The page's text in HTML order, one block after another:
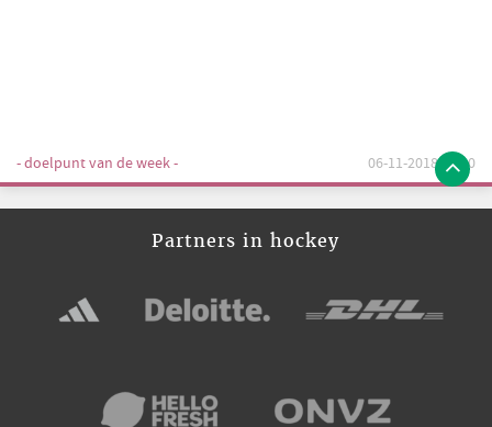
- doelpunt van de week - 06-11-2018 14:00
Partners in hockey